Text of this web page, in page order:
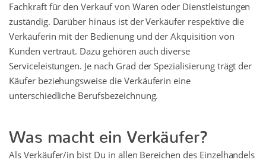
Fachkraft für den Verkauf von Waren oder Dienstleistungen
zuständig. Darüber hinaus ist der Verkäufer respektive die
Verkäuferin mit der Bedienung und der Akquisition von
Kunden vertraut. Dazu gehören auch diverse
Serviceleistungen. Je nach Grad der Spezialisierung trägt der
Käufer beziehungsweise die Verkäuferin eine
unterschiedliche Berufsbezeichnung.
Was macht ein Verkäufer?
Als Verkäufer/in bist Du in allen Bereichen des Einzelhandels